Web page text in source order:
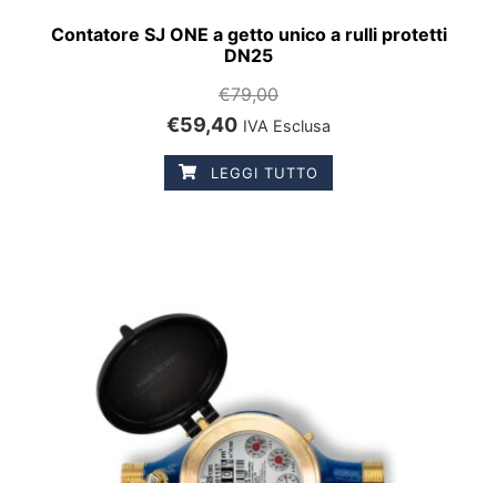
Contatore SJ ONE a getto unico a rulli protetti
DN25
€79,00
€59,40 IVA Esclusa
LEGGI TUTTO